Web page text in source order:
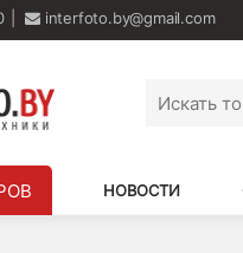
interfoto.by@gmail.com
НОВОСТИ